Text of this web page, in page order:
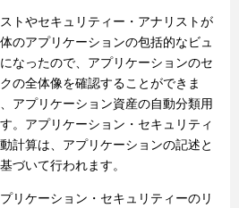
トやセキュリティー・アナリストが
のアプリケーションの包括的なビュ
なったので、アプリケーションのセ
の全体像を確認することができま
アプリケーション資産の自動分類用
。アプリケーション・セキュリティ
計算は、アプリケーションの記述と
づいて行われます。
リケーション・セキュリティーのリ